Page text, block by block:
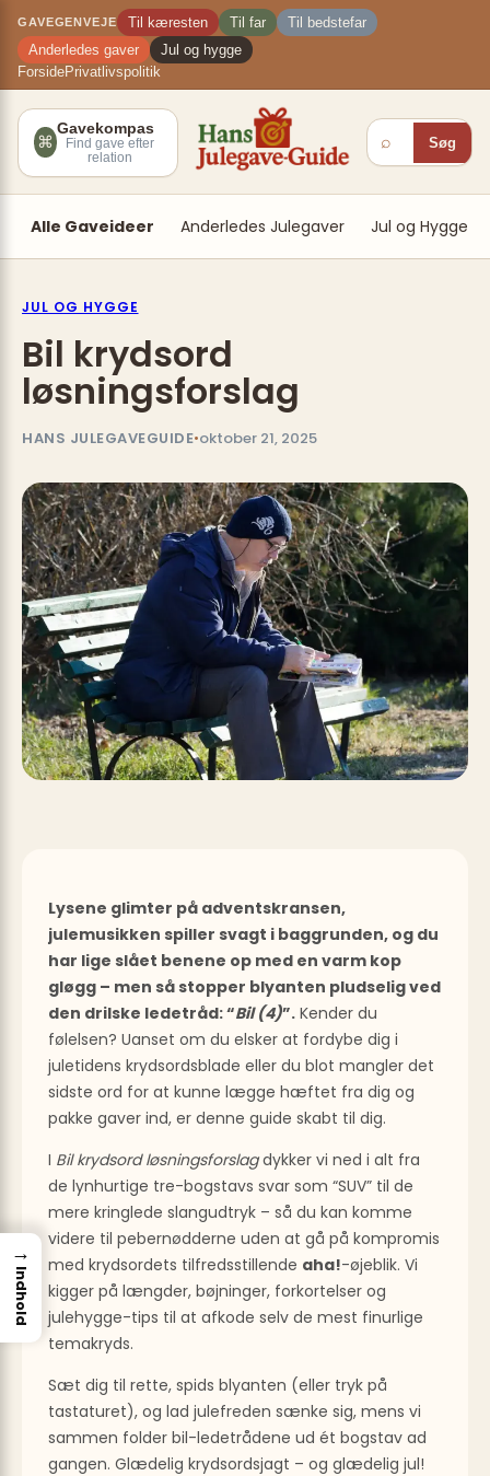
Spring
indhold
GAVEGENVEJE Til kæresten Til far
Til bedstefar
Anderledes gaver
Jul og hygge
ForsidePrivatlivspolitik
⌘
Gavekompas
Find gave efter
relation
⌕ Søg
Alle Gaveideer Anderledes Julegaver Jul og Hygge
JUL OG HYGGE
Bil krydsord
løsningsforslag
HANS JULEGAVEGUIDE•oktober 21, 2025
Lysene glimter på adventskransen,
julemusikken spiller svagt i baggrunden, og du
har lige slået benene op med en varm kop
gløgg – men så stopper blyanten pludselig ved
den drilske ledetråd: “Bil (4)”. Kender du
følelsen? Uanset om du elsker at fordybe dig i
juletidens krydsordsblade eller du blot mangler det
sidste ord for at kunne lægge hæftet fra dig og
pakke gaver ind, er denne guide skabt til dig.
I Bil krydsord løsningsforslagdykker vi ned i alt fra
de lynhurtige tre-bogstavs svar som “SUV” til de
mere kringlede slangudtryk – så du kan komme
videre til pebernødderne uden at gå på kompromis
med krydsordets tilfredsstillende aha!-øjeblik. Vi
kigger på længder, bøjninger, forkortelser og
julehygge-tips til at afkode selv de mest finurlige
temakryds.
Sæt dig til rette, spids blyanten (eller tryk på
tastaturet), og lad julefreden sænke sig, mens vi
sammen folder bil-ledetrådene ud ét bogstav ad
gangen. Glædelig krydsordsjagt – og glædelig jul!
→
Indhold